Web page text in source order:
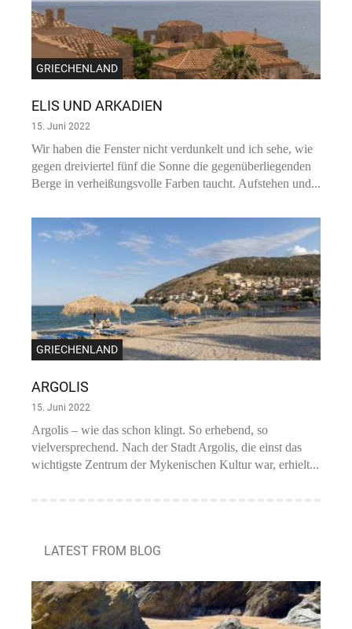
GRIECHENLAND
ELIS UND ARKADIEN
15. Juni 2022
Wir haben die Fenster nicht verdunkelt und ich sehe, wie
gegen dreiviertel fünf die Sonne die gegenüberliegenden
Berge in verheißungsvolle Farben taucht. Aufstehen und...
GRIECHENLAND
ARGOLIS
15. Juni 2022
Argolis – wie das schon klingt. So erhebend, so
vielversprechend. Nach der Stadt Argolis, die einst das
wichtigste Zentrum der Mykenischen Kultur war, erhielt...
LATEST FROM BLOG